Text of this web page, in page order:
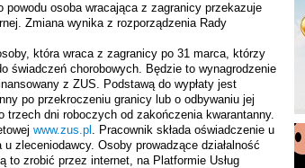
osoba wracająca z zagranicy przekazuje
Zmiana wynika z rozporządzenia Rady
która wraca z zagranicy po 31 marca, którzy
świadczeń chorobowych. Będzie to wynagrodzenie
z ZUS. Podstawą do wypłaty jest
po przekroczeniu granicy lub o odbywaniu jej
dni roboczych od zakończenia kwarantanny.
www.zus.pl . Pracownik składa oświadczenie u
zleceniodawcy. Osoby prowadzące działalność
to zrobić przez internet, na Platformie Usług